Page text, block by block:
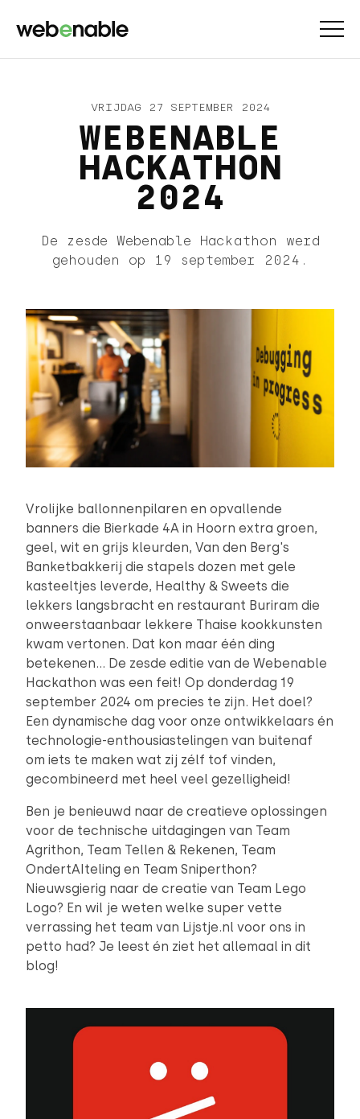
VRIJDAG 27 SEPTEMBER 2024
WEBENABLE
HACKATHON
2024
De zesde Webenable Hackathon werd
gehouden op 19 september 2024.
Vrolijke ballonnenpilaren en opvallende
banners die Bierkade 4A in Hoorn extra groen,
geel, wit en grijs kleurden, Van den Berg's
Banketbakkerij die stapels dozen met gele
kasteeltjes leverde, Healthy & Sweets die
lekkers langsbracht en restaurant Buriram die
onweerstaanbaar lekkere Thaise kookkunsten
kwam vertonen. Dat kon maar één ding
betekenen… De zesde editie van de Webenable
Hackathon was een feit! Op donderdag 19
september 2024 om precies te zijn. Het doel?
Een dynamische dag voor onze ontwikkelaars én
technologie-enthousiastelingen van buitenaf
om iets te maken wat zij zélf tof vinden,
gecombineerd met heel veel gezelligheid!
Ben je benieuwd naar de creatieve oplossingen
voor de technische uitdagingen van Team
Agrithon, Team Tellen & Rekenen, Team
OndertAIteling en Team Sniperthon?
Nieuwsgierig naar de creatie van Team Lego
Logo? En wil je weten welke super vette
verrassing het team van Lijstje.nl voor ons in
petto had? Je leest én ziet het allemaal in dit
blog!